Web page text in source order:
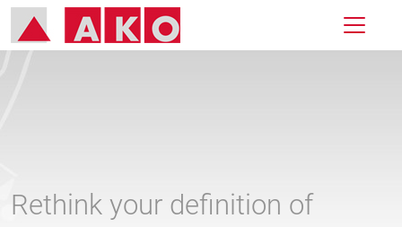
Rethink your definition of